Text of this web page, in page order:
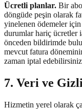
Ücretli planlar. Bir
döngüde peşin olarak
yinelenen ödemeler
durumlar hariç ücretler
önceden bildirimde
mevcut fatura
zaman iptal
7. Veri ve
Hizmetin yerel olarak